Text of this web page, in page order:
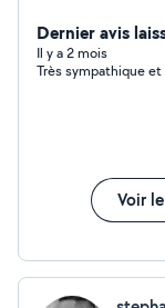
Dernier avis
Il y a 2 mois
Très sympathique
Voir